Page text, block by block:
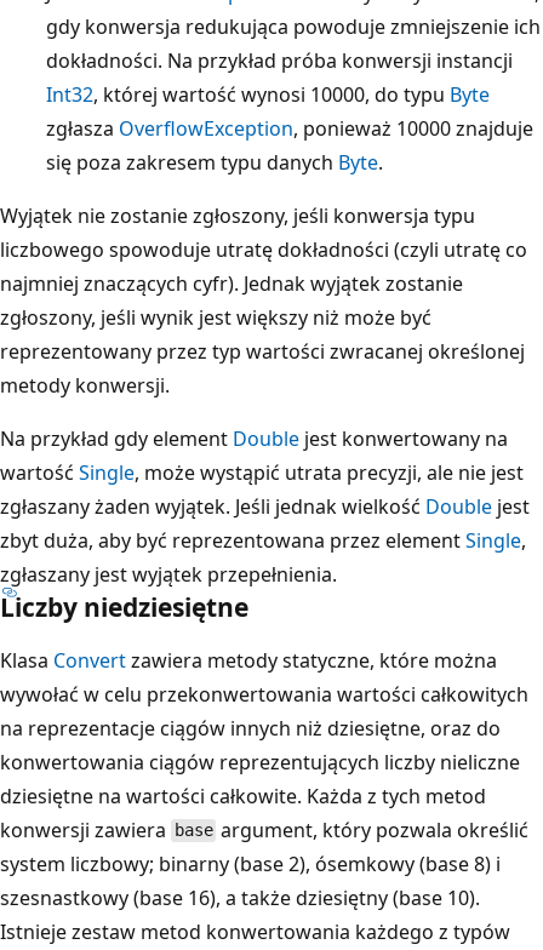
gdy konwersja redukująca powoduje zmniejszenie ich
dokładności. Na przykład próba konwersji instancji
Int32, której wartość wynosi 10000, do typu Byte
zgłasza OverflowException, ponieważ 10000 znajduje
się poza zakresem typu danych Byte.
Wyjątek nie zostanie zgłoszony, jeśli konwersja typu
liczbowego spowoduje utratę dokładności (czyli utratę co
najmniej znaczących cyfr). Jednak wyjątek zostanie
zgłoszony, jeśli wynik jest większy niż może być
reprezentowany przez typ wartości zwracanej określonej
metody konwersji.
Na przykład gdy element Double jest konwertowany na
wartość Single, może wystąpić utrata precyzji, ale nie jest
zgłaszany żaden wyjątek. Jeśli jednak wielkość Double jest
zbyt duża, aby być reprezentowana przez elementSingle,
zgłaszany jest wyjątek przepełnienia.
Liczby niedziesiętne
Klasa Convertzawiera metody statyczne, które można
wywołać w celu przekonwertowania wartości całkowitych
na reprezentacje ciągów innych niż dziesiętne, oraz do
konwertowania ciągów reprezentujących liczby nieliczne
dziesiętne na wartości całkowite. Każda z tych metod
konwersji zawiera
base argument, który pozwala określić
system liczbowy; binarny (base 2), ósemkowy (base 8) i
szesnastkowy (base 16), a także dziesiętny (base 10).
Istnieje zestaw metod konwertowania każdego z typów